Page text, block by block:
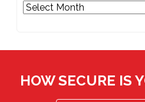
Archives
HOW SECURE IS